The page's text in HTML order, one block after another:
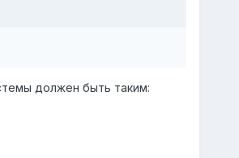
должен быть таким: